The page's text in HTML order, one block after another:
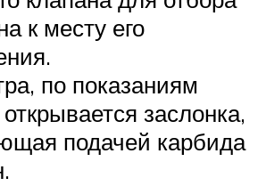
к месту его
по показаниям
открывается заслонка,
подачей карбида